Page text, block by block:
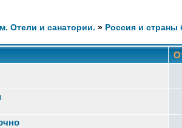
Отели и санатории. » Россия и страны